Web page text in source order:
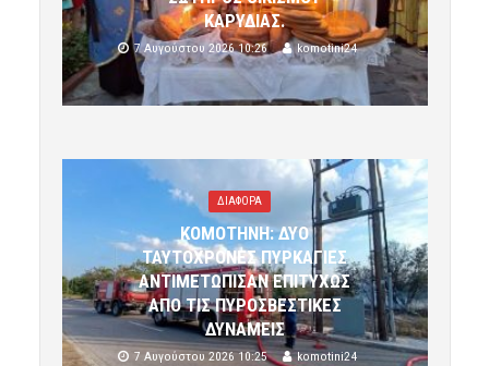
ΚΑΡΥΔΙΑΣ.
7 Αυγούστου 2026 10:26 komotini24
ΔΙΑΦΟΡΑ
ΚΟΜΟΤΗΝΗ: ΔΥΟ
ΤΑΥΤΟΧΡΟΝΕΣ ΠΥΡΚΑΓΙΕΣ
ΑΝΤΙΜΕΤΩΠΙΣΑΝ ΕΠΙΤΥΧΩΣ
ΑΠΟ ΤΙΣ ΠΥΡΟΣΒΕΣΤΙΚΕΣ
ΔΥΝΑΜΕΙΣ
7 Αυγούστου 2026 10:25 komotini24